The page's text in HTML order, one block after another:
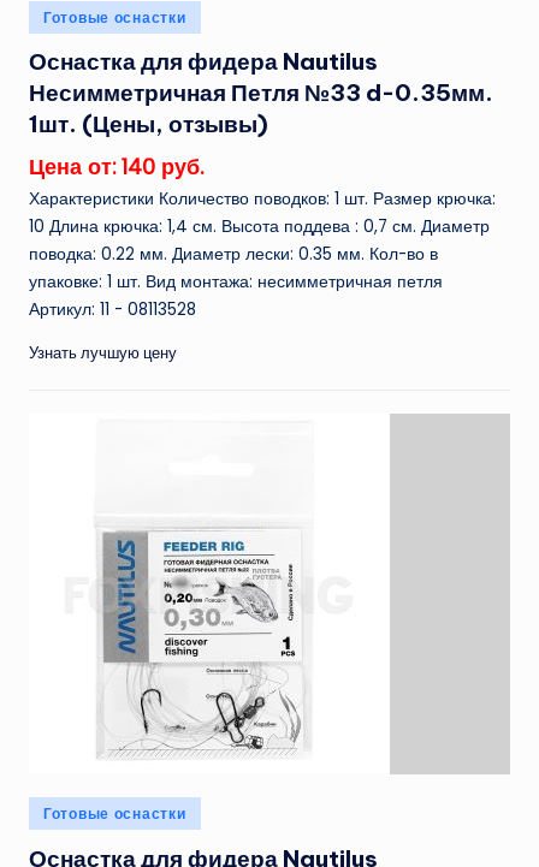
Опубликовано
в
Готовые оснастки
Оснастка для фидера Nautilus
Несимметричная Петля №33 d-0.35мм.
1шт. (Цены, отзывы)
Цена от: 140 руб.
Характеристики Количество поводков: 1 шт. Размер крючка:
10 Длина крючка: 1,4 см. Высота поддева : 0,7 см. Диаметр
поводка: 0.22 мм. Диаметр лески: 0.35 мм. Кол-во в
упаковке: 1 шт. Вид монтажа: несимметричная петля
Артикул: 11 - 08113528
Узнать лучшую цену
Опубликовано
в
Готовые оснастки
Оснастка для фидера Nautilus